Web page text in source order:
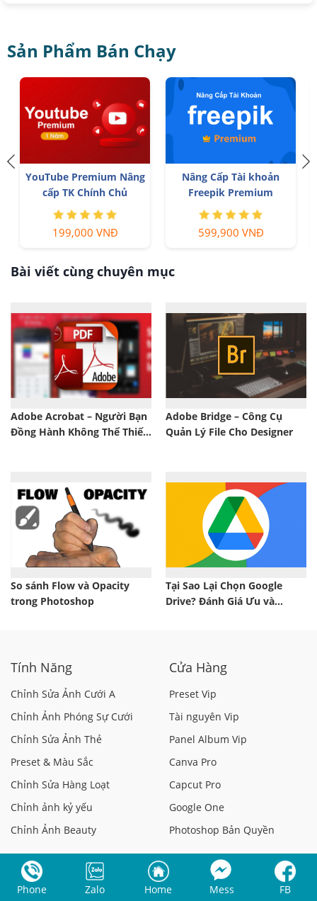
Sản Phẩm Bán Chạy
YouTube Premium Nâng
cấp TK Chính Chủ
199,000 VNĐ
Nâng Cấp Tài khoản
Freepik Premium
599,900 VNĐ
Bài viết cùng chuyên mục
Adobe Acrobat – Người Bạn
Đồng Hành Không Thể Thiếu
Adobe Bridge – Công Cụ
Quản Lý File Cho Designer
So sánh Flow và Opacity
trong Photoshop
Tại Sao Lại Chọn Google
Drive? Đánh Giá Ưu và
Tính Năng
Chỉnh Sửa Ảnh Cưới A
Chỉnh Ảnh Phóng Sự Cưới
Chỉnh Sửa Ảnh Thẻ
Preset & Màu Sắc
Chỉnh Sửa Hàng Loạt
Chỉnh ảnh kỷ yếu
Chỉnh Ảnh Beauty
Cửa Hàng
Preset Vip
Tài nguyên Vip
Panel Album Vip
Canva Pro
Capcut Pro
Google One
Photoshop Bản Quyền
Điều khoản sử dụng Chính sách bảo mật
Phone Zalo Home Mess FB